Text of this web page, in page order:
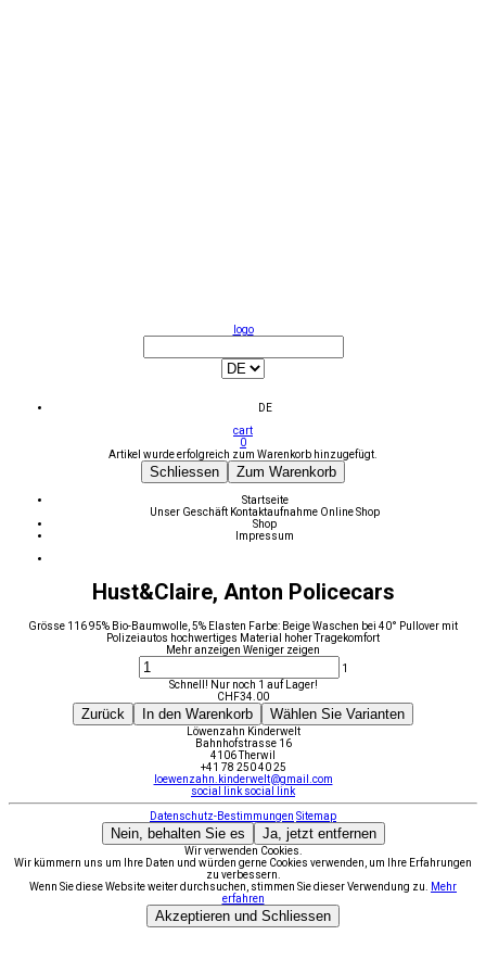
logo
DE
cart
0
Artikel wurde erfolgreich zum Warenkorb hinzugefügt.
Schliessen Zum Warenkorb
Startseite
Unser Geschäft Kontaktaufnahme Online Shop
Shop
Impressum
Hust&Claire, Anton Policecars
Grösse 116 95% Bio-Baumwolle, 5% Elasten Farbe: Beige Waschen bei 40° Pullover mit
Polizeiautos hochwertiges Material hoher Tragekomfort
Mehr anzeigen Weniger zeigen
1
Schnell! Nur noch 1 auf Lager!
CHF34.00
Zurück In den Warenkorb Wählen Sie Varianten
Löwenzahn Kinderwelt
Bahnhofstrasse 16
4106 Therwil
+41 78 250 40 25
loewenzahn.kinderwelt@gmail.com
social link social link
Datenschutz-Bestimmungen Sitemap
Nein, behalten Sie es Ja, jetzt entfernen
Wir verwenden Cookies.
Wir kümmern uns um Ihre Daten und würden gerne Cookies verwenden, um Ihre Erfahrungen
zu verbessern.
Wenn Sie diese Website weiter durchsuchen, stimmen Sie dieser Verwendung zu.
Mehr
erfahren
Akzeptieren und Schliessen